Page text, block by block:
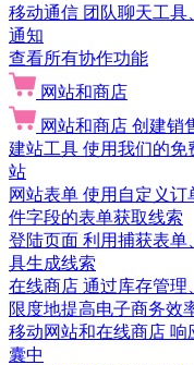
移动通信 团队聊天工
通知
查看所有协作功能
网站和商店
网站和商店 创建销
建站工具 使用我们的免
站
网站表单 使用自定义订
件字段的表单获取线索
登陆页面 利用捕获表单
具生成线索
在线商店 通过库存管理
限度地提高电子商务效
移动网站和在线商店 响
囊中